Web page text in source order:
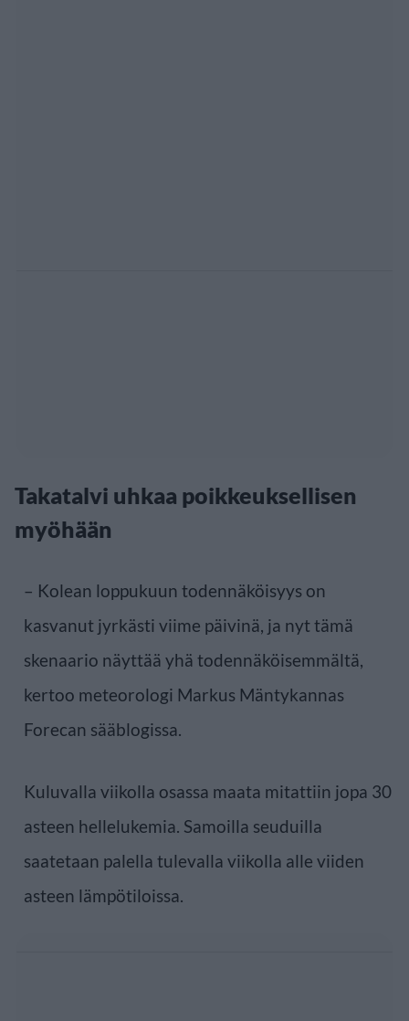
Takatalvi uhkaa poikkeuksellisen
myöhään
– Kolean loppukuun todennäköisyys on
kasvanut jyrkästi viime päivinä, ja nyt tämä
skenaario näyttää yhä todennäköisemmältä,
kertoo meteorologi Markus Mäntykannas
Forecan sääblogissa.
Kuluvalla viikolla osassa maata mitattiin jopa 30
asteen hellelukemia. Samoilla seuduilla
saatetaan palella tulevalla viikolla alle viiden
asteen lämpötiloissa.